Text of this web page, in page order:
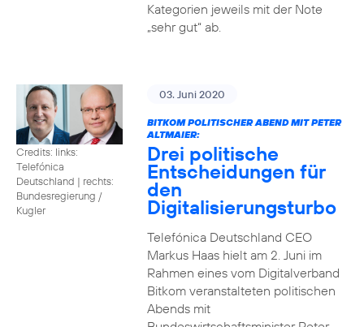
Kategorien jeweils mit der Note
„sehr gut“ ab.
Credits: links:
Telefónica
Deutschland | rechts:
Bundesregierung /
Kugler
03. Juni 2020
BITKOM POLITISCHER ABEND MIT PETER
ALTMAIER:
Drei politische
Entscheidungen für
den
Digitalisierungsturbo
Telefónica Deutschland CEO
Markus Haas hielt am 2. Juni im
Rahmen eines vom Digitalverband
Bitkom veranstalteten politischen
Abends mit